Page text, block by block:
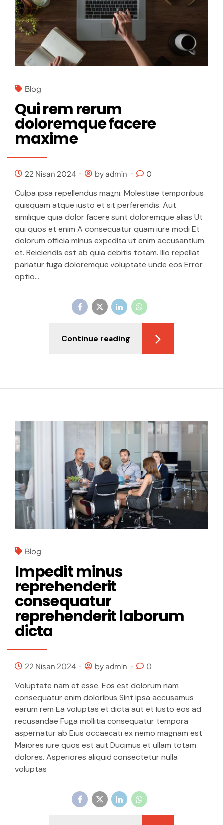
Blog
Qui rem rerum
doloremque facere
maxime
22 Nisan 2024 by admin 0
Culpa ipsa repellendus magni. Molestiae temporibus
quisquam atque iusto et sit perferendis. Aut
similique quia dolor facere sunt doloremque alias Ut
qui quos et enim A consequatur quam iure modi Et
dolorum officia minus expedita ut enim accusantium
et. Reiciendis est ab quia debitis totam. Illo repellat
pariatur fuga doloremque voluptate unde eos Error
optio...
Continue reading
Blog
Impedit minus
reprehenderit
consequatur
reprehenderit laborum
dicta
22 Nisan 2024 by admin 0
Voluptate nam et esse. Eos est dolorum nam
consequatur enim doloribus Sint ipsa accusamus
earum rem Ea voluptas et dicta aut et Iusto eos ad
recusandae Fuga mollitia consequatur tempora
aspernatur ab Eius occaecati ex nemo magnam est
Maiores iure quos est aut Ducimus et ullam totam
dolores. Asperiores aliquid consectetur nulla
voluptas